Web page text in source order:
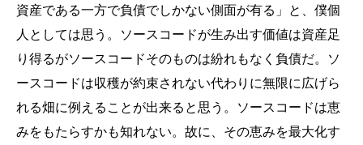
資産である一方で負債でしかない側面が有る」と、僕個
人としては思う。ソースコードが生み出す価値は資産足
り得るがソースコードそのものは紛れもなく負債だ。ソ
ースコードは収穫が約束されない代わりに無限に広げら
れる畑に例えることが出来ると思う。ソースコードは恵
みをもたらすかも知れない。故に、その恵みを最大化す